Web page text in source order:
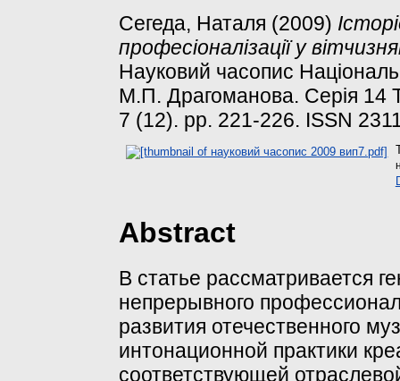
Сегеда, Наталя (2009)
професіоналізації у
Науковий часопис
М.П. Драгоманова. Серія 14
7 (12). pp. 221-226. ISSN
Abstract
В статье рассматривается
непрерывного
развития отечественного
интонационной практики
соответствующей